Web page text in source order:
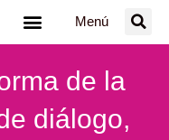
Menú
de la
diálogo,